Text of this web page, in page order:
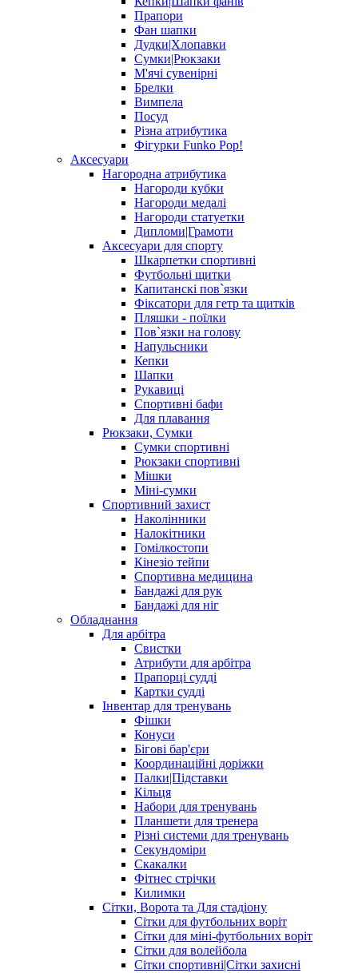
Прапори
Фан шапки
Дудки|Хлопавки
Сумки|Рюкзаки
М'ячі сувенірні
Брелки
Вимпела
Посуд
Різна атрибутика
Фігурки Funko Pop!
Аксесуари
Нагородна атрибутика
Нагороди кубки
Нагороди медалі
Нагороди статуетки
Дипломи|Грамоти
Аксесуари для спорту
Шкарпетки спортивні
Футбольні щитки
Капитанскі пов`язки
Фіксатори для гетр та щитків
Пляшки - поїлки
Пов`язки на голову
Напульсники
Кепки
Шапки
Рукавиці
Спортивні бафи
Для плавання
Рюкзаки, Сумки
Сумки спортивні
Рюкзаки спортивні
Мішки
Міні-сумки
Спортивний захист
Наколінники
Налокітники
Гомілкостопи
Кінезіо тейпи
Спортивна медицина
Бандажі для рук
Бандажі для ніг
Обладнання
Для арбітра
Свистки
Атрибути для арбітра
Прапорці судді
Картки судді
Інвентар для тренувань
Фішки
Конуси
Бігові бар'єри
Координаційні доріжки
Палки|Підставки
Кільця
Набори для тренувань
Планшети для тренера
Різні системи для тренувань
Секундоміри
Скакалки
Фітнес стрічки
Килимки
Сітки, Ворота та Для стадіону
Сітки для футбольних воріт
Сітки для міні-футбольних воріт
Сітки для волейбола
Сітки спортивні|Cітки захисні